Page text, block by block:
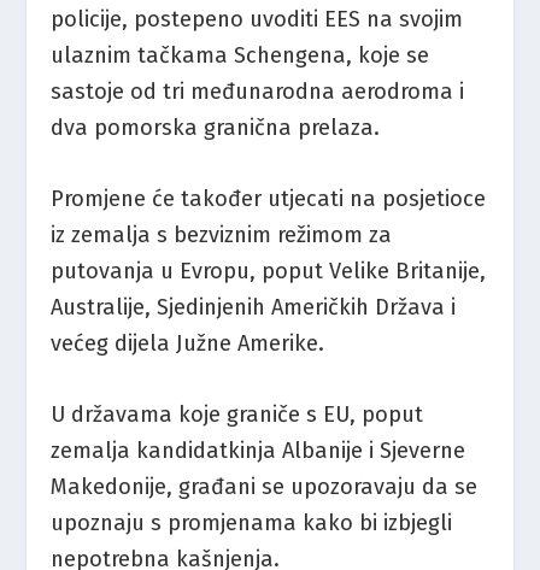
policije, postepeno uvoditi EES na svojim
ulaznim tačkama Schengena, koje se
sastoje od tri međunarodna aerodroma i
dva pomorska granična prelaza.
Promjene će također utjecati na posjetioce
iz zemalja s bezviznim režimom za
putovanja u Evropu, poput Velike Britanije,
Australije, Sjedinjenih Američkih Država i
većeg dijela Južne Amerike.
U državama koje graniče s EU, poput
zemalja kandidatkinja Albanije i Sjeverne
Makedonije, građani se upozoravaju da se
upoznaju s promjenama kako bi izbjegli
nepotrebna kašnjenja.